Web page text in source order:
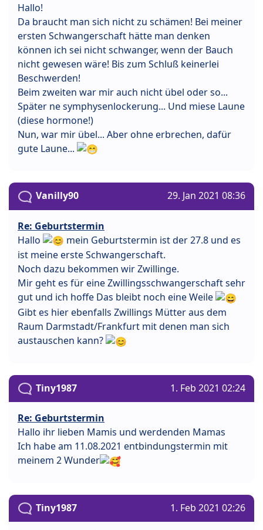
Hallo!
Da braucht man sich nicht zu schämen! Bei meiner
ersten Schwangerschaft hätte man denken
können ich sei nicht schwanger, wenn der Bauch
nicht gewesen wäre! Bis zum Schluß keinerlei
Beschwerden!
Beim zweiten war mir auch nicht übel oder so...
Später ne symphysenlockerung... Und miese Laune
(diese hormone!)
Nun, war mir übel... Aber ohne erbrechen, dafür
gute Laune...
Vanilly90 29. Jan 2021 08:36
Re: Geburtstermin
Hallo
mein Geburtstermin ist der 27.8 und es
ist meine erste Schwangerschaft.
Noch dazu bekommen wir Zwillinge.
Mir geht es für eine Zwillingsschwangerschaft sehr
gut und ich hoffe Das bleibt noch eine Weile
Gibt es hier ebenfalls Zwillings Mütter aus dem
Raum Darmstadt/Frankfurt mit denen man sich
austauschen kann?
Tiny1987 1. Feb 2021 02:24
Re: Geburtstermin
Hallo ihr lieben Mamis und werdenden Mamas
Ich habe am 11.08.2021 entbindungstermin mit
meinem 2 Wunder
Tiny1987 1. Feb 2021 02:26